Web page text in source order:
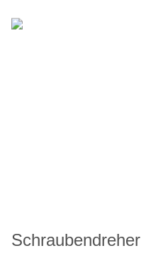
Schraubendreher